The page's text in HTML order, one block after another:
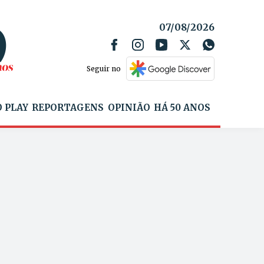
07/08/2026
Seguir no
PLAY REPORTAGENS OPINIÃO HÁ 50 ANOS